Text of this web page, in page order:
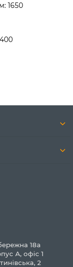
1650
18а
А, офіс 1
2